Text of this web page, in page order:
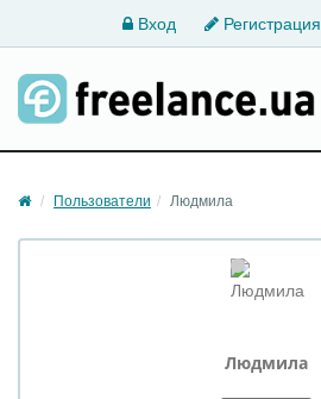
Вход Регистрация
Пользователи Людмила
Людмила